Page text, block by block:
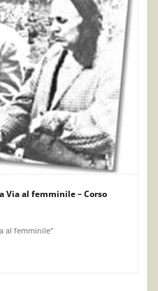
Via al femminile – Corso
al femminile"